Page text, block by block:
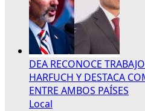
DEA RECONOCE
HARFUCH Y DESTACA
ENTRE AMBOS PAÍSES
Local